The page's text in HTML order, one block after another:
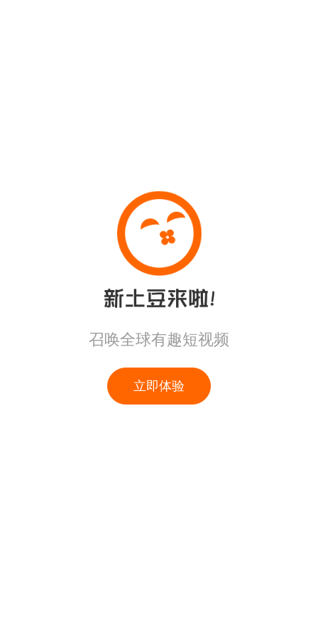
召唤全球有趣短视频
立即体验